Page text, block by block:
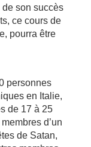
de son succès
ce cours de
pourra être
personnes
en Italie,
de 17 à 25
d’un
de Satan,